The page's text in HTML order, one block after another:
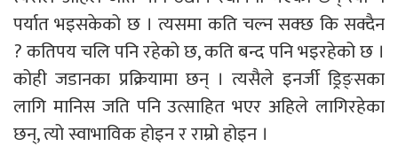
पर्यात भइसकेको छ । त्यसमा कति चल्न सक्छ कि सक्दैन
? कतिपय चलि पनि रहेको छ, कति बन्द पनि भइरहेको छ ।
कोही जडानका प्रक्रियामा छन् । त्यसैले इनर्जी ड्रिङ्सका
लागि मानिस जति पनि उत्साहित भएर अहिले लागिरहेका
छन्, त्यो स्वाभाविक होइन र राम्रो होइन ।